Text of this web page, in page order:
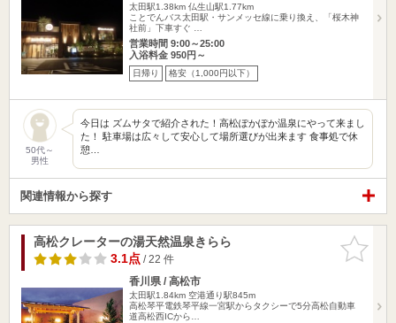
太田駅1.38km 仏生山駅1.77km
ことでんバス太田駅・サンメッセ線に乗り換え、「桜木神
社前」下車すぐ …
営業時間 9:00～25:00
入浴料金 950円～
日帰り 格安（1,000円以下）
50代～
男性
今日は ズムサタで紹介された！高松ぽかぽか温泉にやって来まし
た！ 駐車場は広々して安心して場所選びが出来ます 食事処で休
憩…
関連情報から探す
お気に入
りに追加
高松クレーターの湯天然温泉きらら
3.1点/ 22 件
香川県 / 高松市
太田駅1.84km 空港通り駅845m
高松琴平電鉄琴平線一宮駅からタクシーで5分高松自動車
道高松西ICから…